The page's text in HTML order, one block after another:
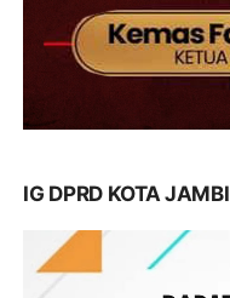
IG DPRD KOTA JAMBI